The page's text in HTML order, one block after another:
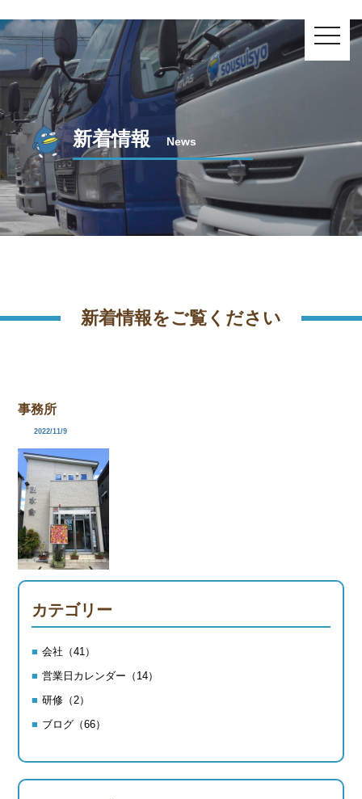
toggle
新着情報 News
新着情報をご覧ください
事務所
2022/11/9
カテゴリー
会社（41）
営業日カレンダー（14）
研修（2）
ブログ（66）